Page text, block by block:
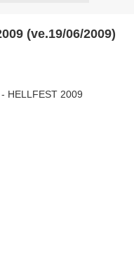
(ve.19/06/2009)